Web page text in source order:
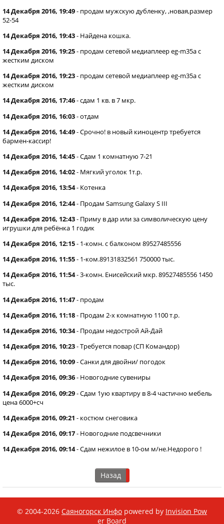
14 Декабря 2016, 19:49- продам мужскую дубленку, ,новая,размер
52-54
14 Декабря 2016, 19:43- Найдена кошка.
14 Декабря 2016, 19:25- продам сетевой медиаплеер eg-m35a c
жестким диском
14 Декабря 2016, 19:23- продам сетевой медиаплеер eg-m35a c
жестким диском
14 Декабря 2016, 17:46-сдам 1 кв. в 7 мкр.
14 Декабря 2016, 16:03-отдам
14 Декабря 2016, 14:49-Срочно! в новый киноцентр требуется
бармен-кассир!
14 Декабря 2016, 14:45-Сдам 1 комнатную 7-21
14 Декабря 2016, 14:02- Мягкий уголок 1т.р.
14 Декабря 2016, 13:54- Котенка
14 Декабря 2016, 12:44- Продам Samsung Galaxy S III
14 Декабря 2016, 12:43- Приму в дар или за символическую цену
игрушки для ребёнка 1 годик
14 Декабря 2016, 12:15- 1-комн. с балконом 89527485556
14 Декабря 2016, 11:55- 1-ком.89131832561 750000 тыс.
14 Декабря 2016, 11:54-3-комн. Енисейский мкр. 89527485556 1450
тыс.
14 Декабря 2016, 11:47- продам
14 Декабря 2016, 11:18- Продам 2-х комнатную 1100 т.р.
14 Декабря 2016, 10:34- Продам недострой Ай-Дай
14 Декабря 2016, 10:23-Требуется повар (СП Командор)
14 Декабря 2016, 10:09-Санки для двойни/ погодок
14 Декабря 2016, 09:36- Новогодние сувениры
14 Декабря 2016, 09:29-Сдам 1ую квартиру в 8-4 частично мебель
цена 6000+сч
14 Декабря 2016, 09:21 - костюм снеговика
14 Декабря 2016, 09:17- Новогодние подсвечники
14 Декабря 2016, 09:14-Сдам нежилое в 10-ом м/не.Недорого !
Назад
© 2004-2026 Саяногорск Инфо powered by Invision Pow
er Board